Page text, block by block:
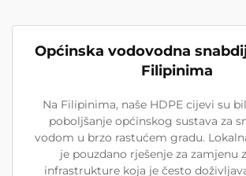
Općinska vodovodna
Filipinima
Na Filipinima, naše HDPE cijevi su
poboljšanje općinskog sustava za
vodom u brzo rastućem gradu.
je pouzdano rješenje za zamjenu
infrastrukture koja je često